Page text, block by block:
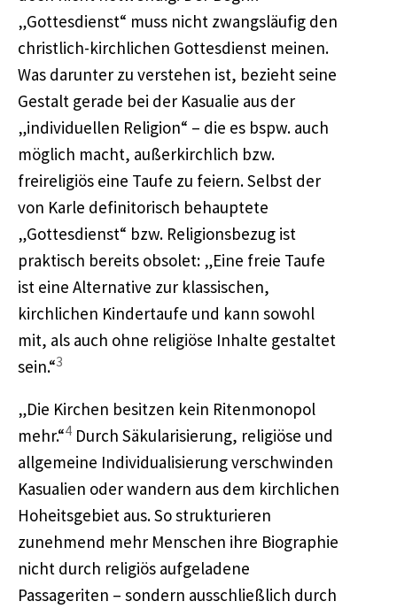
„Gottesdienst“ muss nicht zwangsläufig den
christlich-kirchlichen Gottesdienst meinen.
Was darunter zu verstehen ist, bezieht seine
Gestalt gerade bei der Kasualie aus der
„individuellen Religion“ – die es bspw. auch
möglich macht, außerkirchlich bzw.
freireligiös eine Taufe zu feiern. Selbst der
von Karle definitorisch behauptete
„Gottesdienst“ bzw. Religionsbezug ist
praktisch bereits obsolet: „Eine freie Taufe
ist eine Alternative zur klassischen,
kirchlichen Kindertaufe und kann sowohl
mit, als auch ohne religiöse Inhalte gestaltet
sein.“3
„Die Kirchen besitzen kein Ritenmonopol
mehr.“4 Durch Säkularisierung, religiöse und
allgemeine Individualisierung verschwinden
Kasualien oder wandern aus dem kirchlichen
Hoheitsgebiet aus. So strukturieren
zunehmend mehr Menschen ihre Biographie
nicht durch religiös aufgeladene
Passageriten – sondern ausschließlich durch